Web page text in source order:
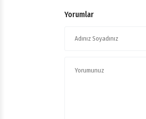
Yorumlar